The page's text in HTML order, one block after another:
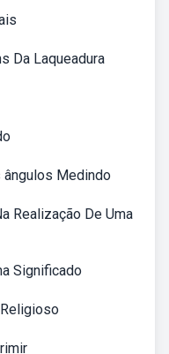
Da Laqueadura
ângulos Medindo
Realização De Uma
Significado